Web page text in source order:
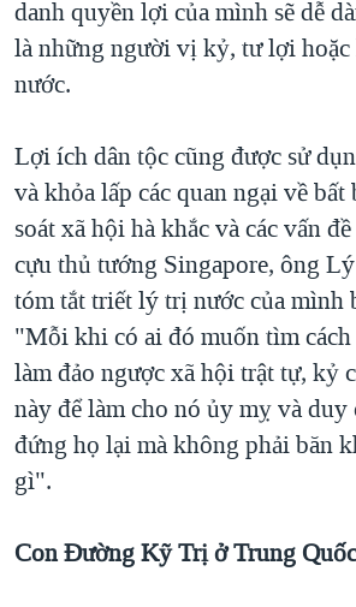
danh quyền lợi của mình sẽ dễ
là những người vị kỷ, tư lợi
nước.
Lợi ích dân tộc cũng được sử
và khỏa lấp các quan ngại về
soát xã hội hà khắc và các vấn
cựu thủ tướng Singapore, ông
tóm tắt triết lý trị nước của mình
"Mỗi khi có ai đó muốn tìm cách
làm đảo ngược xã hội trật tự, kỷ
này để làm cho nó ủy mỵ và duy
đứng họ lại mà không phải băn
gì".
Con Đường Kỹ Trị ở Trung Quốc